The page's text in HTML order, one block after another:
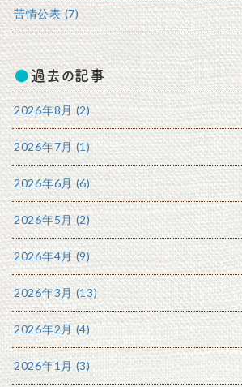
苦情公表 (7)
過去の記事
2026年8月 (2)
2026年7月 (1)
2026年6月 (6)
2026年5月 (2)
2026年4月 (9)
2026年3月 (13)
2026年2月 (4)
2026年1月 (3)